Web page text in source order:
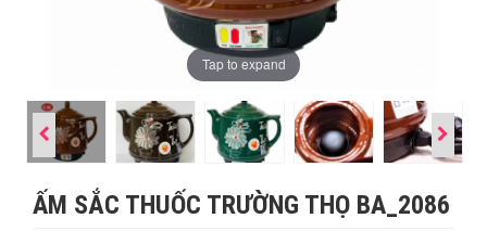
Tap to expand
ẤM SẮC THUỐC TRƯỜNG THỌ BA_2086